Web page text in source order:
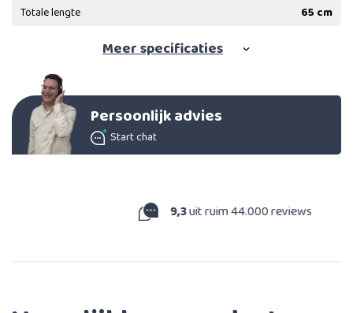
Totale lengte
65 cm
Meerspecificaties
Persoonlijk advies
Start chat
9,3uit ruim 44.000 reviews